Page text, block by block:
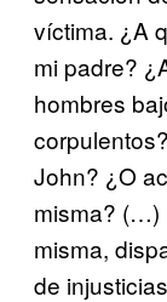
víctima. ¿A
mi padre?
hombres
John? ¿O
misma? (…)
misma,
de